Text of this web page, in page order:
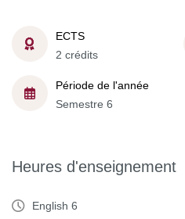
ECTS
2 crédits
Période de l'année
Semestre 6
Heures d'enseignement
English 6